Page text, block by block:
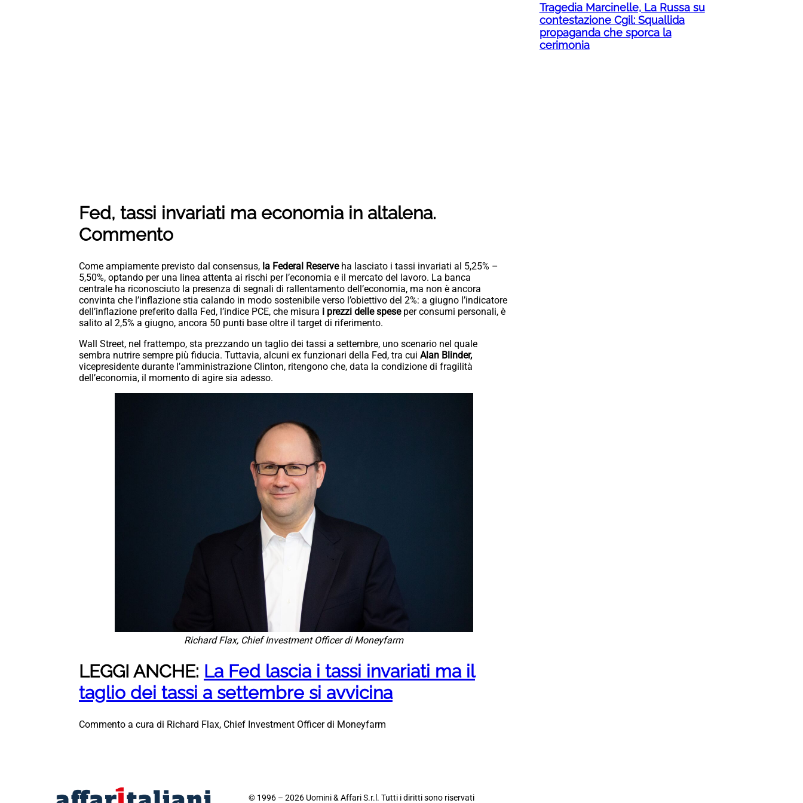
Fed, tassi invariati ma economia in altalena.
Commento
Come ampiamente previsto dal consensus, la Federal Reserveha lasciato i tassi invariati al 5,25% –
5,50%, optando per una linea attenta ai rischi per l’economia e il mercato del lavoro. La banca
centrale ha riconosciuto la presenza di segnali di rallentamento dell’economia, ma non è ancora
convinta che l’inflazione stia calando in modo sostenibile verso l’obiettivo del 2%: a giugno l’indicatore
dell’inflazione preferito dalla Fed, l’indice PCE, che misura i prezzi delle spese per consumi personali, è
salito al 2,5% a giugno, ancora 50 punti base oltre il target di riferimento.
Wall Street, nel frattempo, sta prezzando un taglio dei tassi a settembre, uno scenario nel quale
sembra nutrire sempre più fiducia. Tuttavia, alcuni ex funzionari della Fed, tra cui Alan Blinder,
vicepresidente durante l’amministrazione Clinton, ritengono che, data la condizione di fragilità
dell’economia, il momento di agire sia adesso.
Richard Flax, Chief Investment Officer di Moneyfarm
LEGGI ANCHE: La Fed lascia i tassi invariati ma il
taglio dei tassi a settembre si avvicina
Commento a cura di Richard Flax, Chief Investment Officer di Moneyfarm
Tragedia Marcinelle, La Russa su
contestazione Cgil: Squallida
propaganda che sporca la
cerimonia
© 1996 – 2026 Uomini & Affari S.r.l. Tutti i diritti sono riservati